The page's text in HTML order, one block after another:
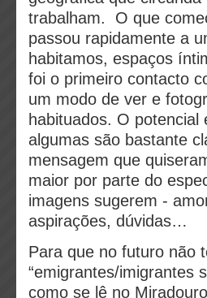
trabalham. O que
passou rapidamente a
habitamos, espaços
foi o primeiro contacto
um modo de ver e
habituados. O
algumas são bastante
mensagem que
maior por parte do
imagens sugerem -
aspirações, dúvidas…
Para que no futuro não
“emigrantes/imigrantes
como se lê no